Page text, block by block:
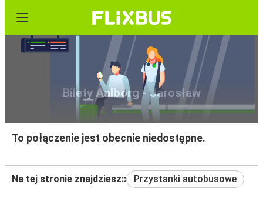
Bilety Aalborg - Jarosław
To połączenie jest obecnie niedostępne.
Na tej stronie znajdziesz:: Przystanki autobusowe